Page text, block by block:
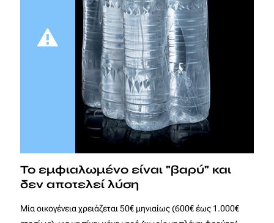
Το εμφιαλωμένο είναι "βαρύ" και
δεν αποτελεί λύση
Μία οικογένεια χρειάζεται 50€ μηνιαίως (600€ έως 1.000€